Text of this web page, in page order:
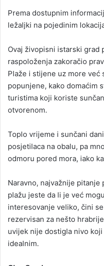
Prema dostupnim
ležaljki na pojedinim
Ovaj živopisni istarski grad
raspoloženja zakoračio
Plaže i stijene uz more već
popunjene, kako domaćim
turistima koji koriste
otvorenom.
Toplo vrijeme i sunčani
posjetilaca na obalu, pa
odmoru pored mora, iako
Naravno, najvažnije
plažu jeste da li je već
interesovanje veliko, čini
rezervisan za nešto
uvijek nije dostigla nivo
idealnim.